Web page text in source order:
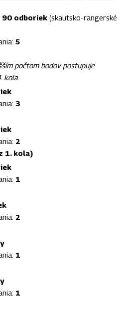
odboriek(skautsko-rangerské
5
počtom bodov postupuje
kola
3
2
1. kola)
1
2
1
1